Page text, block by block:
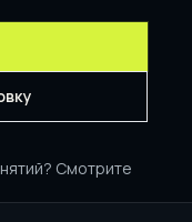
Смотрите